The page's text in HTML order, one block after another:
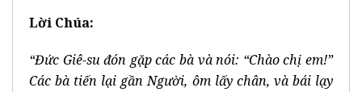
Lời Chúa:
“Đức Giê-su đón gặp các bà và nói: “Chào chị em!”
Các bà tiến lại gần Người, ôm lấy chân, và bái lạy